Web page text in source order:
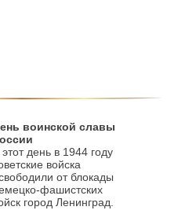
воинской славы
день в 1944 году
войска
от блокады
фашистских
город Ленинград.